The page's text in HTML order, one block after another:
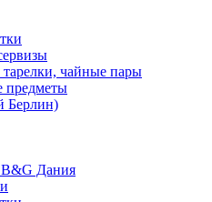
чайные пары
предметы
Берлин)
B&G Дания